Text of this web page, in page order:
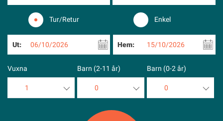
Tur/Retur Enkel
Ut: 06/10/2026 Hem: 15/10/2026
Vuxna
1
Barn (2-11 år)
0
Barn (0-2 år)
0